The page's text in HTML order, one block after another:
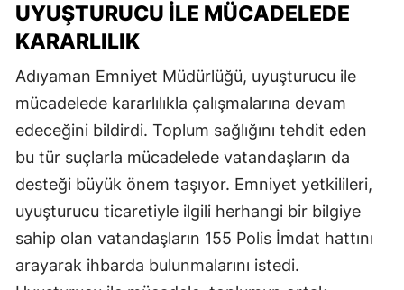
UYUŞTURUCU ILE MÜCADELEDE
KARARLILIK
Adıyaman Emniyet Müdürlüğü, uyuşturucu ile
mücadelede kararlılıkla çalışmalarına devam
edeceğini bildirdi. Toplum sağlığını tehdit eden
bu tür suçlarla mücadelede vatandaşların da
desteği büyük önem taşıyor. Emniyet yetkilileri,
uyuşturucu ticaretiyle ilgili herhangi bir bilgiye
sahip olan vatandaşların 155 Polis İmdat hattını
arayarak ihbarda bulunmalarını istedi.